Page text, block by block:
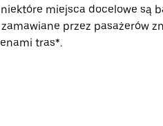
miejsca docelowe są
przez pasażerów
tras*.